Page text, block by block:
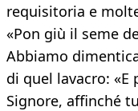
requisitoria e
«Pon giù il seme
Abbiamo
di quel lavacro:
Signore, affinché